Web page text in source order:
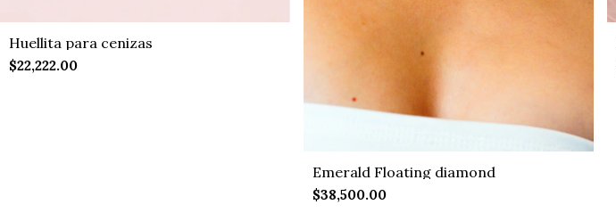
Huellita para cenizas
$22,222.00
Emerald Floating diamond
$38,500.00